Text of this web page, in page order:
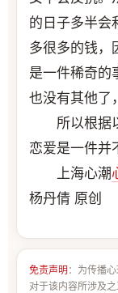
的日子多半会
多很多的钱，
是一件稀奇的
也没有其他了
所以根据以
恋爱是一件并
上海心潮
杨丹倩 原创
免责声明 ：为传播
对于该内容所涉及